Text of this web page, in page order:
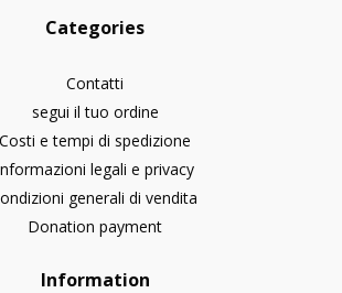
Categories
Contatti
segui il tuo ordine
Costi e tempi di spedizione
legali e privacy
generali di vendita
Donation payment
Information